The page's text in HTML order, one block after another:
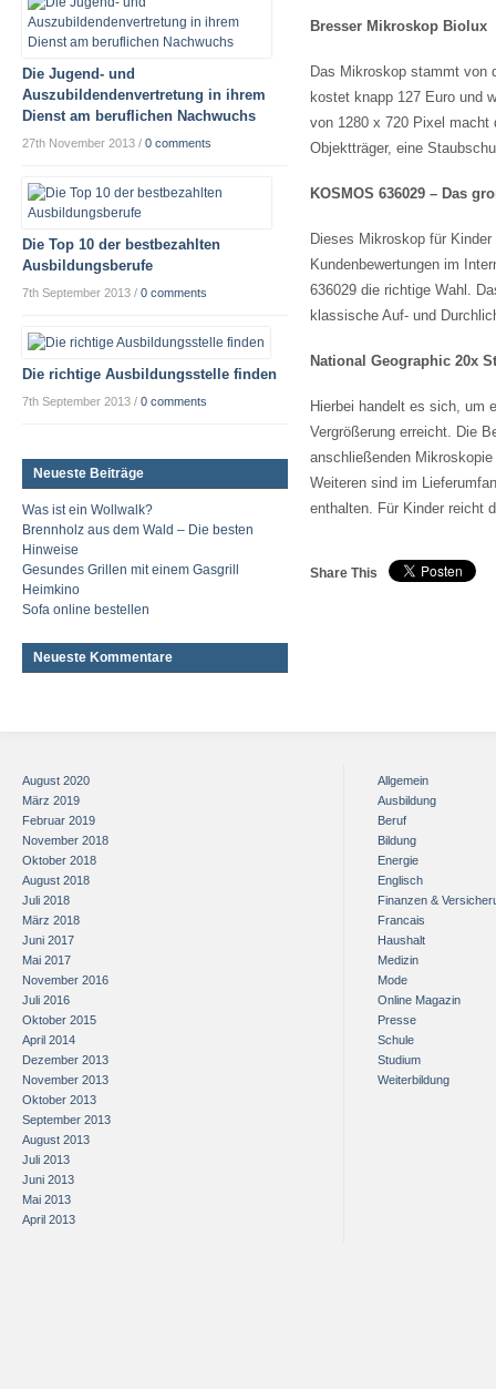
Bresser Mikroskop Biolux
Das Mikroskop stammt von
kostet knapp 127 Euro und
von 1280 x 720 Pixel macht
Objektträger, eine
KOSMOS 636029 – Das
Dieses Mikroskop für
Kundenbewertungen im
636029 die richtige Wahl.
klassische Auf- und
National Geographic 20x
Hierbei handelt es sich, um
Vergrößerung erreicht. Die
anschließenden
Weiteren sind im
enthalten. Für Kinder reicht
Share This
Die Jugend- und
Auszubildendenvertretung in ihrem
Dienst am beruflichen Nachwuchs
27th November 2013 / 0 comments
Die Top 10 der bestbezahlten
Ausbildungsberufe
7th September 2013 / 0 comments
Die richtige Ausbildungsstelle finden
7th September 2013 / 0 comments
Neueste Beiträge
Was ist ein Wollwalk?
Brennholz aus dem Wald – Die besten
Hinweise
Gesundes Grillen mit einem Gasgrill
Heimkino
Sofa online bestellen
Neueste Kommentare
August 2020
März 2019
Februar 2019
November 2018
Oktober 2018
August 2018
Juli 2018
März 2018
Juni 2017
Mai 2017
November 2016
Juli 2016
Oktober 2015
April 2014
Dezember 2013
November 2013
Oktober 2013
September 2013
August 2013
Juli 2013
Juni 2013
Mai 2013
April 2013
Allgemein
Ausbildung
Beruf
Bildung
Energie
Englisch
Finanzen &
Francais
Haushalt
Medizin
Mode
Online Magazin
Presse
Schule
Studium
Weiterbildung